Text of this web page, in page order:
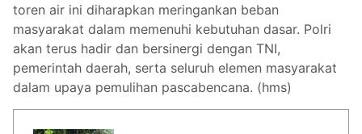
toren air ini diharapkan meringankan beban
masyarakat dalam memenuhi kebutuhan dasar. Polri
akan terus hadir dan bersinergi dengan TNI,
pemerintah daerah, serta seluruh elemen masyarakat
dalam upaya pemulihan pascabencana. (hms)